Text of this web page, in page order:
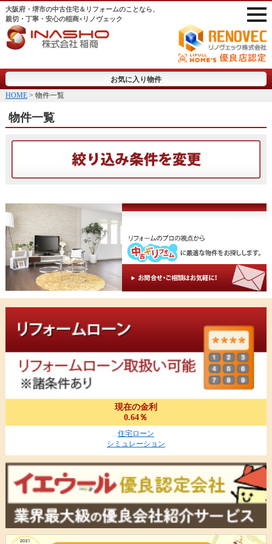
大阪府・堺市の中古住宅＆リフォームのことなら、
親切・丁寧・安心の稲商×リノヴェック
お気に入り物件
HOME> 物件一覧
物件一覧
現在の金利
0.64％
住宅ローン
シミュレーション